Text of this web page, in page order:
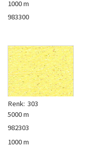
1000 m
983300
Renk: 303
5000 m
982303
1000 m